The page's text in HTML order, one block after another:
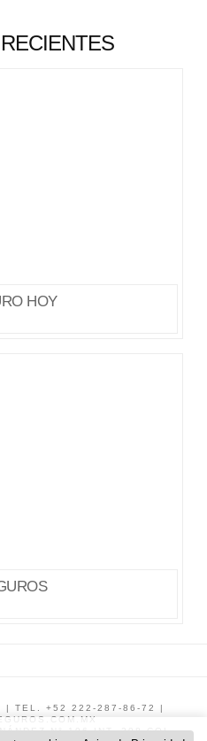
HOY
| TEL. +52 222-287-86-72 |
N° 106 INT. 208 COL.